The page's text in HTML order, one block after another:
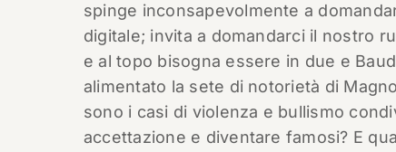
spinge inconsapevolmente a
digitale; invita a domandarci il nostro
e al topo bisogna essere in due e
alimentato la sete di notorietà di
sono i casi di violenza e bullismo
accettazione e diventare famosi? E